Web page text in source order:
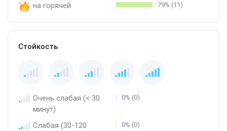
на горячей 79% (11)
Стойкость
Очень слабая (< 30
минут)
0% (0)
Слабая (30-120
0% (0)